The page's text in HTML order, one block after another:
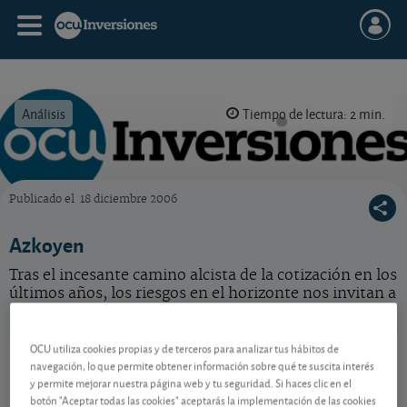
Análisis Tiempo de lectura: 2 min.
Publicado el 18 diciembre 2006
Azkoyen
Tras el incesante camino alcista de la cotización en los
últimos años, los riesgos en el horizonte nos invitan a
Azkoyen
ES0112458312
07/08/2026 Madrid
10,10 EUR
-
OCU utiliza cookies propias y de terceros para analizar tus hábitos de
navegación, lo que permite obtener información sobre qué te suscita interés
y permite mejorar nuestra página web y tu seguridad. Si haces clic en el
botón "Aceptar todas las cookies" aceptarás la implementación de las cookies